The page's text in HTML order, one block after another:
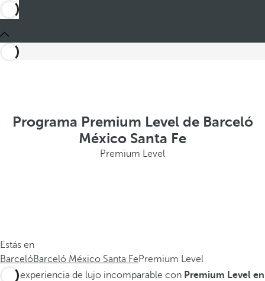
Programa Premium Level de Barceló
México Santa Fe
Premium Level
Estás en
BarcelóBarceló México Santa FePremium Level
Una experiencia de lujo incomparable con Premium Level en